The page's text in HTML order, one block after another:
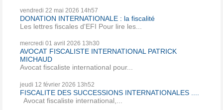
vendredi 22 mai 2026 14h57
DONATION INTERNATIONALE : la fiscalité
Les lettres fiscales d'EFI Pour lire les...
mercredi 01 avril 2026 13h30
AVOCAT FISCALISTE INTERNATIONAL PATRICK
MICHAUD
Avocat fiscaliste international pour...
jeudi 12 février 2026 13h52
FISCALITE DES SUCCESSIONS INTERNATIONALES ....
Avocat fiscaliste international,...